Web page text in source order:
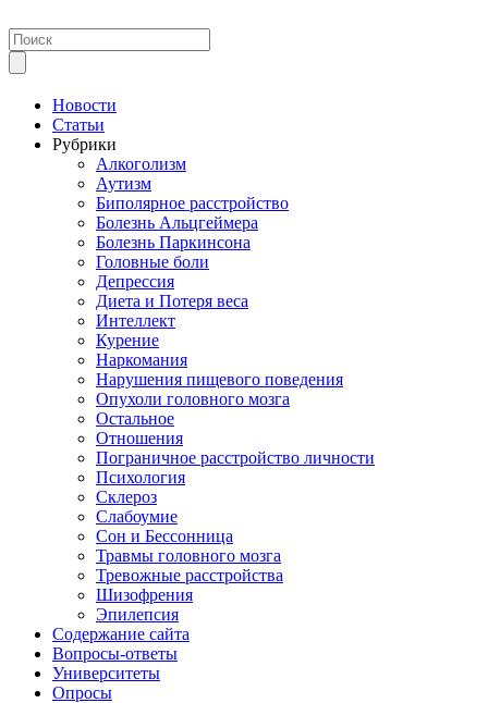
Новости
Статьи
Рубрики
Алкоголизм
Аутизм
Биполярное расстройство
Болезнь Альцгеймера
Болезнь Паркинсона
Головные боли
Депрессия
Диета и Потеря веса
Интеллект
Курение
Наркомания
Нарушения пищевого поведения
Опухоли головного мозга
Остальное
Отношения
Пограничное расстройство личности
Психология
Склероз
Слабоумие
Сон и Бессонница
Травмы головного мозга
Тревожные расстройства
Шизофрения
Эпилепсия
Содержание сайта
Вопросы-ответы
Университеты
Опросы